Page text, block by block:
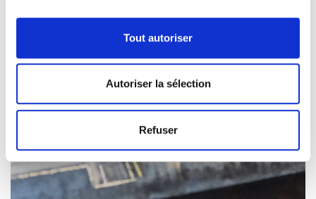
Tout autoriser
Autoriser la sélection
Refuser